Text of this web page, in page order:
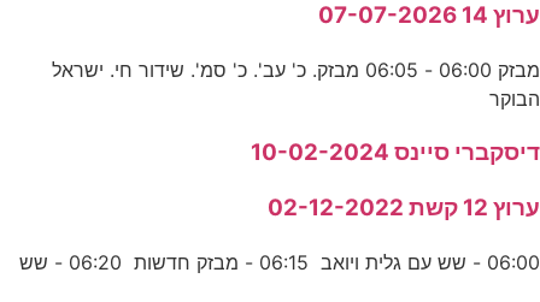
ערוץ 14 07-07-2026
מבזק 06:00 - 06:05 מבזק. כ' עב'. כ' סמ'. שידור חי. ישראל
הבוקר
דיסקברי סיינס 10-02-2024
ערוץ 12 קשת 02-12-2022
06:00 - שש עם גלית ויואב 06:15 - מבזק חדשות 06:20 - שש